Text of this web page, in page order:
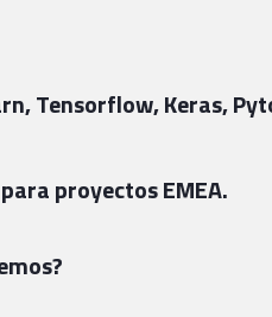
Tensorflow, Keras,
proyectos EMEA.